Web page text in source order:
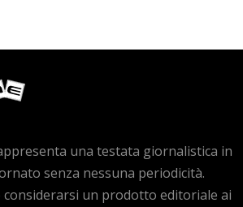
una testata giornalistica in
senza nessuna periodicità.
un prodotto editoriale ai